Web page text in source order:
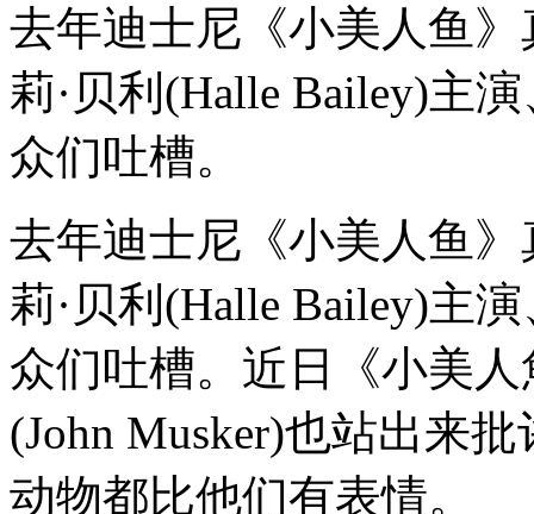
去年迪士尼《小美人鱼
莉·贝利(Halle Bailey)主
众们吐槽。
去年迪士尼《小美人鱼
莉·贝利(Halle Bailey)主
众们吐槽。近日《小美
(John Musker)也站出来
动物都比他们有表情。